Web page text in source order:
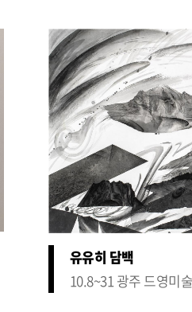
유유히 담백
10.8~31 광주 드영미